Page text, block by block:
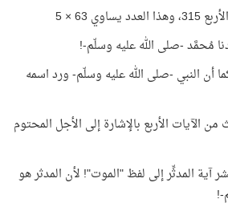
63 × 5
أن النبي -صلى الله عليه وسلّم- ورد اسمه
الآيات الأربع بالإشارة إلى الأجل المحتوم
آية المدثِّر إلى لفظ "الموت"! لأن المدثر هو
!